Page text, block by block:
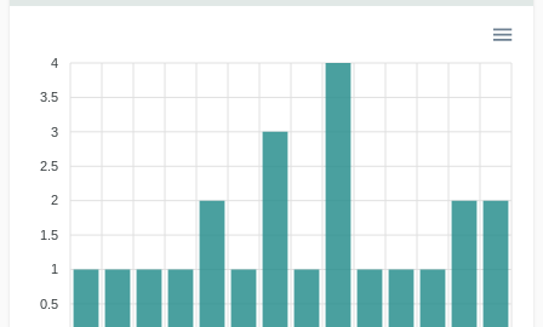
4
3.5
3
2.5
2
1.5
1
0.5